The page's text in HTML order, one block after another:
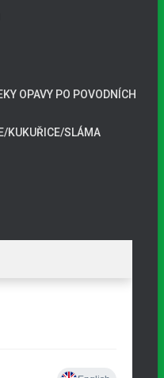
OPAVY PO POVODNÍCH
KUKUŘICE/SLÁMA